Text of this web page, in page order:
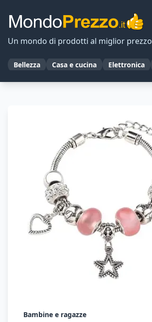
Un mondo di prodotti al miglior prezzo
Bellezza Casa e cucina Elettronica
Bambine e ragazze